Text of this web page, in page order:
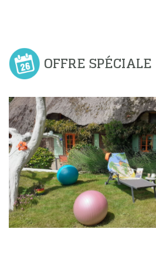
OFFRE SPÉCIALE